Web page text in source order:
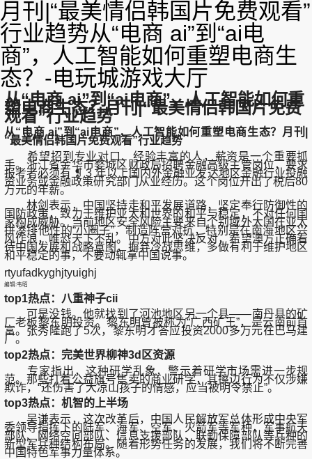
月刊|“最美情侣韩国片免费观看”
行业趋势从“电商 ai”到“ai电
商”，人工智能如何重塑电商生
态？-电玩城游戏大厅
从“电商 ai”到“ai电商”，人工智能如何重
塑电商生态？月刊|“最美情侣韩国片免费
观看”行业趋势
从“电商 ai”到“ai电商”，人工智能如何重塑电商生态？月刊|
“最美情侣韩国片免费观看”行业趋势
希望招到专业对口、经验丰富的人，薪资是一个重要抓
手。浙江省金华市婺城区财政局招聘金融高级主管岗位，要求
报考者必须有 ❡ 3 年以上国内外金融业发达地区金融行业投融
资业务或金融政策研究部门从业经历。这个岗位开出了税后80
万元的年薪。
林剑表示，中国坚持走和平发展道路，坚定奉行防御性的
国防政策，致力于维护亚太和世界的和平与稳定，不对任何国
家构成威胁。当前地区安全风险主要来自个别域外大国在亚太
拼凑排他性的“小圈子”，制造阵营对抗，特别是在南海地区兴
风作浪，唯恐天下不乱。中方对此坚决反对，希望澳方正确看
待中国发展和战略意图，摒弃冷战思维，多做有利于维护地区
和平稳定的事，不要动辄拿中国说事。
rtyufadkyghjtyuighj
编辑:韦昭
top1热点：八重神子cii
可是没钱。他就找到了河池地区另一个县——南丹县的矿
厂老板黎东明投资。黎东明曾被称为“广西矿王”，是云南前首
富。张秀隆跑了5次，黎东明才答应投资2000多万元在巴马建
厂。
top2热点：完美世界柳神3d区资源
专家指出，这种研学乱象，警示着研学市场需进一步规
范。那些打着公益旗号售卖的商业研学，其擦边行为不仅涉嫌
欺诈，“还伤害了大凉山孩子的情感，应当被明令禁止”。
top3热点：机智的上半场
吴谦表示，这次改革后，中国人民解放军总体形成中央军
委领导指挥下的陆军、海军、空军、火箭军等军种，军事航天
部队、网络空间部队、信息支援部队、联勤保障部队等兵种的
新型军兵种结构布局。随着形势任务的发展，我们将不断完善
中国特色军事力量体系。